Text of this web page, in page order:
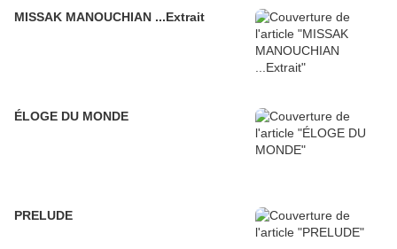
MISSAK MANOUCHIAN ...Extrait
ÉLOGE DU MONDE
PRELUDE